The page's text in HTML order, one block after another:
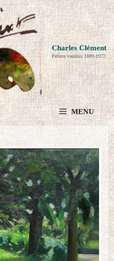
Charles Clément
Peintre vaudois 1889-1972
MENU